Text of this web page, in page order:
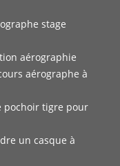
stage
aérographie
aérographe à
pochoir tigre pour
un casque à